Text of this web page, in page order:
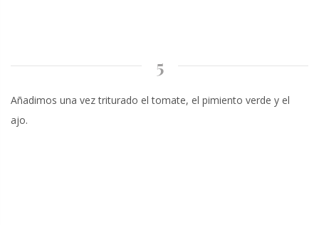
5
Añadimos una vez triturado el tomate, el pimiento verde y el
ajo.